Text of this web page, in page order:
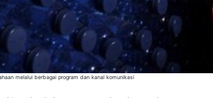
melalui berbagai program dan kanal komunikasi